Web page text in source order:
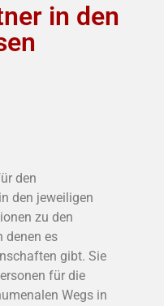
in den
den
den jeweiligen
zu den
denen es
gibt. Sie
für die
Wegs in